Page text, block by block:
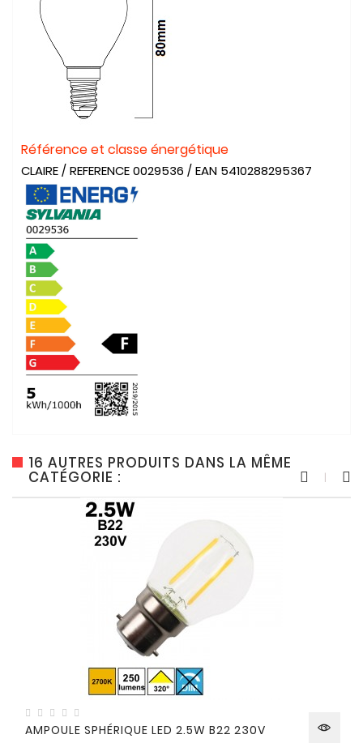
Référence et classe énergétique
CLAIRE / REFERENCE 0029536 / EAN 5410288295367
16 AUTRES PRODUITS DANS LA MÊME
CATÉGORIE :
AMPOULE SPHÉRIQUE LED 2.5W B22 230V